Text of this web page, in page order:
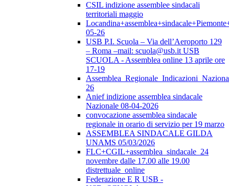
CSIL indizione assemblee sindacali
territoriali maggio
05-26
USB P.I. Scuola – Via dell’Aeroporto 129
– Roma –mail: scuola@usb.it USB
SCUOLA - Assemblea online 13 aprile ore
17-19
26
Anief indizione assemblea sindacale
Nazionale 08-04-2026
convocazione assemblea sindacale
regionale in orario di servizio per 19 marzo
ASSEMBLEA SINDACALE GILDA
UNAMS 05/03/2026
FLC+CGIL+assemblea_sindacale_24
novembre dalle 17.00 alle 19.00
distrettuale_online
Federazione E R USB -